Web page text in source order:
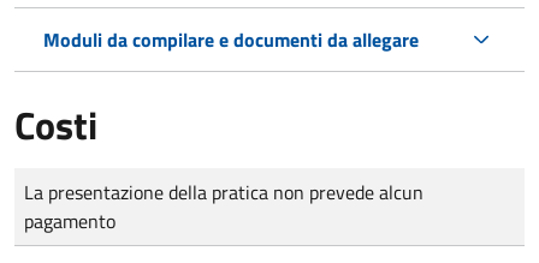
Moduli da compilare e documenti da allegare
Costi
Tipo di pagamento
Importo
La presentazione della pratica non prevede alcun
pagamento